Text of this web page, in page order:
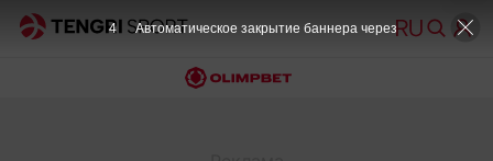
4 Автоматическое закрытие баннера через